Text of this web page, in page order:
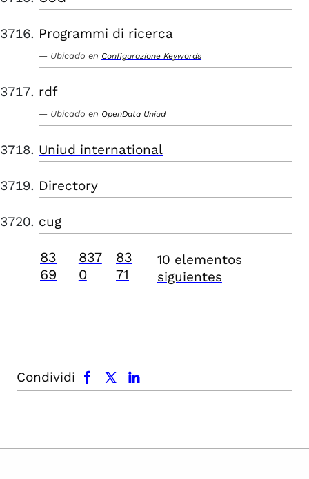
Programmi di ricerca
Ubicado en Configurazione Keywords
rdf
Ubicado en OpenData Uniud
Uniud international
Directory
cug
83
69
837
0
83
71
10 elementos
siguientes
Condividi
facebook x.com linkedin